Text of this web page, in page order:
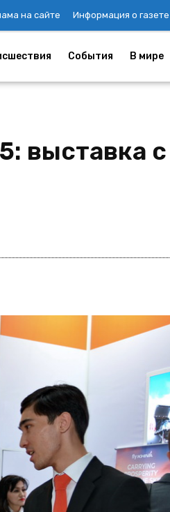
на сайте Информация о газете
События В мире
выставка